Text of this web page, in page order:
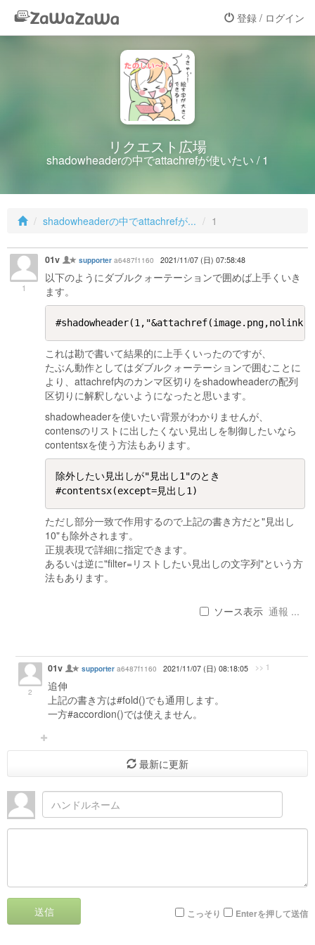
登録 / ログイン
リクエスト広場
shadowheaderの中でattachrefが使いたい / 1
shadowheaderの中でattachrefが... 1
1
01v supporter a6487f1160 2021/11/07 (日) 07:58:48
以下のようにダブルクォーテーションで囲めば上手くいき
ます。
これは勘で書いて結果的に上手くいったのですが、
たぶん動作としてはダブルクォーテーションで囲むことに
より、attachref内のカンマ区切りをshadowheaderの配列
区切りに解釈しないようになったと思います。
shadowheaderを使いたい背景がわかりませんが、
contensのリストに出したくない見出しを制御したいなら
contentsxを使う方法もあります。
除外したい見出しが"見出し1"のとき
ただし部分一致で作用するので上記の書き方だと"見出し
10"も除外されます。
正規表現で詳細に指定できます。
あるいは逆に"filter=リストしたい見出しの文字列"という方
法もあります。
ソース表示 通報 ...
2
01v supporter a6487f1160 2021/11/07 (日) 08:18:05 >> 1
追伸
上記の書き方は#fold()でも通用します。
一方#accordion()では使えません。
最新に更新
送信 こっそり Enterを押して送信